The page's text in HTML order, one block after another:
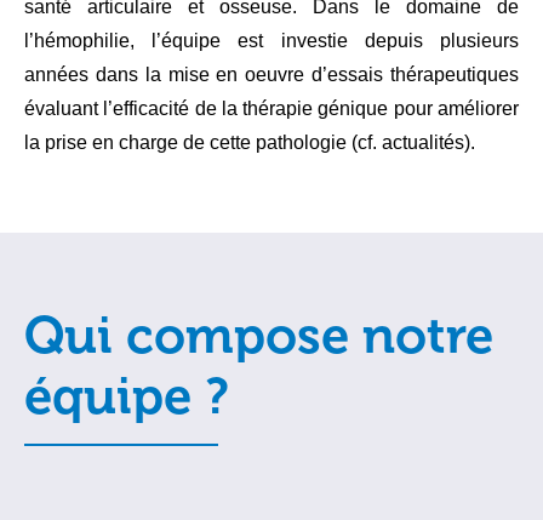
santé articulaire et osseuse. Dans le domaine de
l’hémophilie, l’équipe est investie depuis plusieurs
années dans la mise en oeuvre d’essais thérapeutiques
évaluant l’efficacité de la thérapie génique pour améliorer
la prise en charge de cette pathologie (cf. actualités).
Qui compose notre
équipe ?